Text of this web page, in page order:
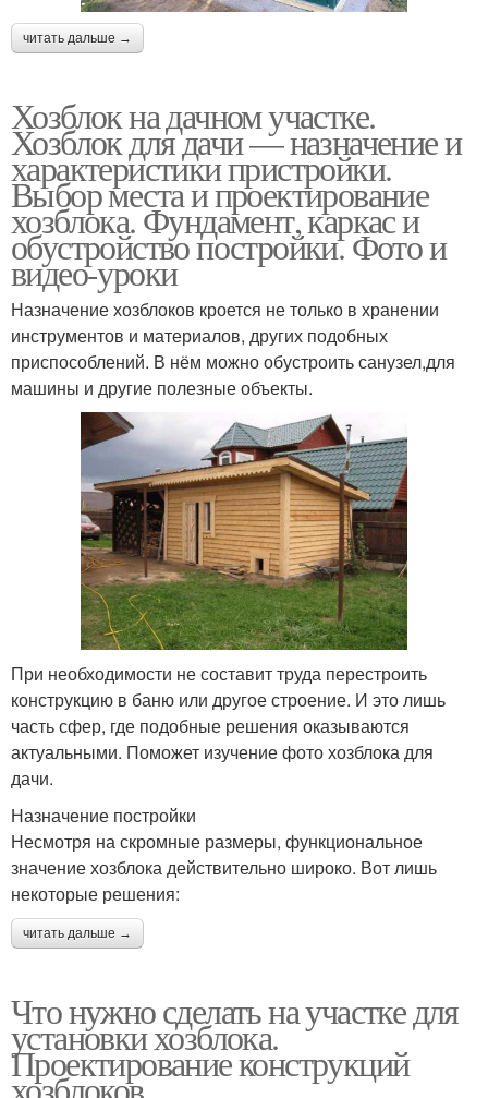
читать дальше →
Хозблок на дачном участке.
Хозблок для дачи — назначение и
характеристики пристройки.
Выбор места и проектирование
хозблока. Фундамент, каркас и
обустройство постройки. Фото и
видео-уроки
Назначение хозблоков кроется не только в хранении
инструментов и материалов, других подобных
приспособлений. В нём можно обустроить санузел,для
машины и другие полезные объекты.
При необходимости не составит труда перестроить
конструкцию в баню или другое строение. И это лишь
часть сфер, где подобные решения оказываются
актуальными. Поможет изучение фото хозблока для
дачи.
Назначение постройки
Несмотря на скромные размеры, функциональное
значение хозблока действительно широко. Вот лишь
некоторые решения:
читать дальше →
Что нужно сделать на участке для
установки хозблока.
Проектирование конструкций
хозблоков